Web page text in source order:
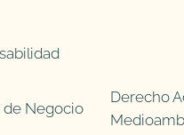
de Negocio
Derecho